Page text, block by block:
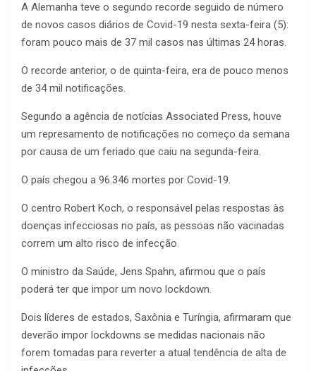
A Alemanha teve o segundo recorde seguido de número
de novos casos diários de Covid-19 nesta sexta-feira (5):
foram pouco mais de 37 mil casos nas últimas 24 horas.
O recorde anterior, o de quinta-feira, era de pouco menos
de 34 mil notificações.
Segundo a agência de notícias Associated Press, houve
um represamento de notificações no começo da semana
por causa de um feriado que caiu na segunda-feira.
O país chegou a 96.346 mortes por Covid-19.
O centro Robert Koch, o responsável pelas respostas às
doenças infecciosas no país, as pessoas não vacinadas
correm um alto risco de infecção.
O ministro da Saúde, Jens Spahn, afirmou que o país
poderá ter que impor um novo lockdown.
Dois líderes de estados, Saxônia e Turíngia, afirmaram que
deverão impor lockdowns se medidas nacionais não
forem tomadas para reverter a atual tendência de alta de